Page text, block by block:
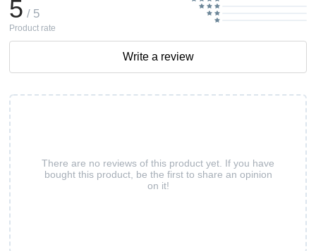
There are no reviews of this product yet. If you have
bought this product, be the first to share an opinion
on it!
5 / 5
Product rate
Write a review